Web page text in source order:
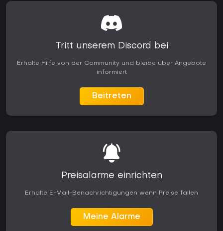
Tritt unserem Discord bei
Erhalte Hilfe von der Community und bleibe über Angebote
informiert
Beitreten
Preisalarme einrichten
Erhalte E-Mail-Benachrichtigungen wenn Preise fallen
Meine Alarme